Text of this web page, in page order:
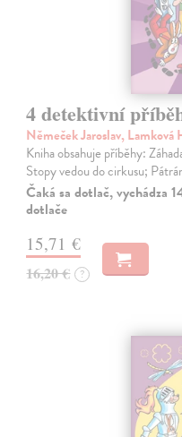
4 detektivní
Němeček Jaroslav, Lamková
Kniha obsahuje příběhy:
Stopy vedou do cirkusu;
Čaká sa dotlač, vychádza
dotlače
15,71 €
16,20 € ?